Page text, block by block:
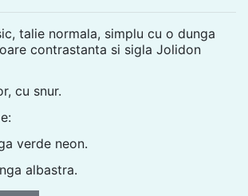
talie normala, simplu cu o dunga
contrastanta si sigla Jolidon
cu snur.
verde neon.
albastra.